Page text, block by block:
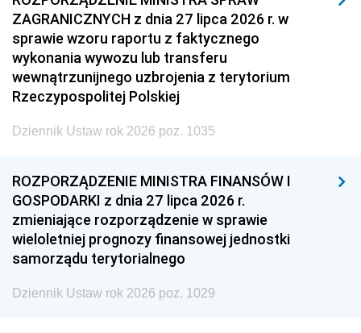
ZAGRANICZNYCH z dnia 27 lipca 2026 r. w
sprawie wzoru raportu z faktycznego
wykonania wywozu lub transferu
wewnątrzunijnego uzbrojenia z terytorium
Rzeczypospolitej Polskiej
Dziennik Ustaw rok 2026 poz. 1035
ROZPORZĄDZENIE MINISTRA FINANSÓW I
GOSPODARKI z dnia 27 lipca 2026 r.
zmieniające rozporządzenie w sprawie
wieloletniej prognozy finansowej jednostki
samorządu terytorialnego
Dziennik Ustaw rok 2026 poz. 1029